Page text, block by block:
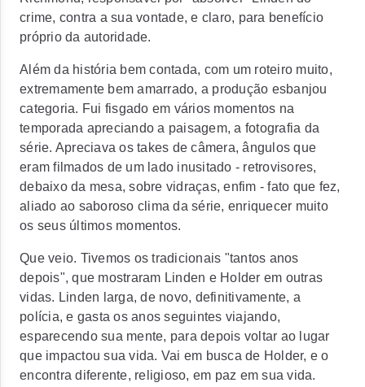
crime, contra a sua vontade, e claro, para benefício
próprio da autoridade.
Além da história bem contada, com um roteiro muito,
extremamente bem amarrado, a produção esbanjou
categoria. Fui fisgado em vários momentos na
temporada apreciando a paisagem, a fotografia da
série. Apreciava os takes de câmera, ângulos que
eram filmados de um lado inusitado - retrovisores,
debaixo da mesa, sobre vidraças, enfim - fato que fez,
aliado ao saboroso clima da série, enriquecer muito
os seus últimos momentos.
Que veio. Tivemos os tradicionais "tantos anos
depois", que mostraram Linden e Holder em outras
vidas. Linden larga, de novo, definitivamente, a
polícia, e gasta os anos seguintes viajando,
esparecendo sua mente, para depois voltar ao lugar
que impactou sua vida. Vai em busca de Holder, e o
encontra diferente, religioso, em paz em sua vida.